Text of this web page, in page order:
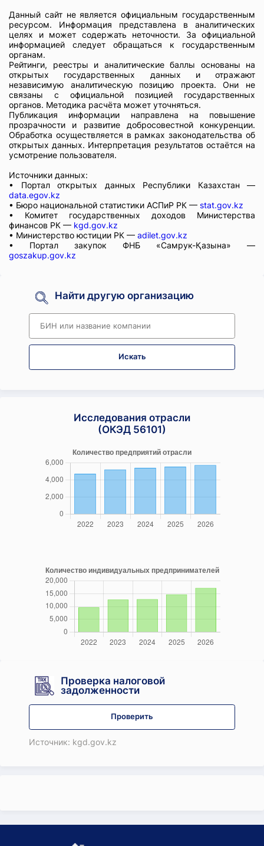
Данный сайт не является официальным государственным
ресурсом. Информация представлена в аналитических
целях и может содержать неточности. За официальной
информацией следует обращаться к государственным
органам.
Рейтинги, реестры и аналитические баллы основаны на
открытых государственных данных и отражают
независимую аналитическую позицию проекта. Они не
связаны с официальной позицией государственных
органов. Методика расчёта может уточняться.
Публикация информации направлена на повышение
прозрачности и развитие добросовестной конкуренции.
Обработка осуществляется в рамках законодательства об
открытых данных. Интерпретация результатов остаётся на
усмотрение пользователя.
Источники данных:
• Портал открытых данных Республики Казахстан —
data.egov.kz
• Бюро национальной статистики АСПиР РК — stat.gov.kz
• Комитет государственных доходов Министерства
финансов РК — kgd.gov.kz
• Министерство юстиции РК — adilet.gov.kz
• Портал закупок ФНБ «Самрук-Қазына» —
goszakup.gov.kz
Найти другую организацию
Искать
Исследования отрасли
(ОКЭД 56101)
Проверка налоговой
задолженности
Проверить
Источник: kgd.gov.kz